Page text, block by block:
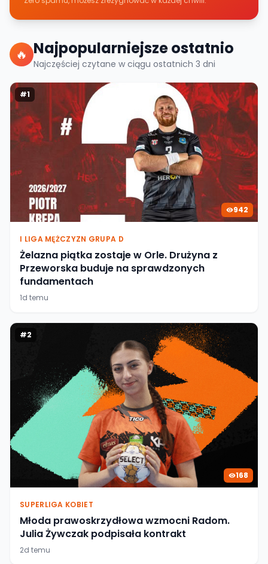
🔥 Najpopularniejsze ostatnio
Najczęściej czytane w ciągu ostatnich 3 dni
#1
942
I LIGA MĘŻCZYZN GRUPA D
Żelazna piątka zostaje w Orle. Drużyna z
Przeworska buduje na sprawdzonych
fundamentach
1d temu
#2
168
SUPERLIGA KOBIET
Młoda prawoskrzydłowa wzmocni Radom.
Julia Żywczak podpisała kontrakt
2d temu